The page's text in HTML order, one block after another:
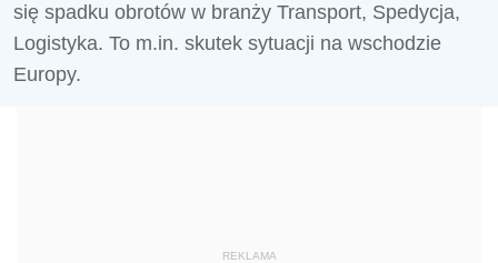
się spadku obrotów w branży Transport, Spedycja,
Logistyka. To m.in. skutek sytuacji na wschodzie
Europy.
REKLAMA